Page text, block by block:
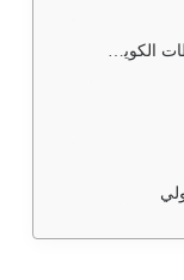
وأن ذلك يتم ضمن أسعار منافسه للجميع